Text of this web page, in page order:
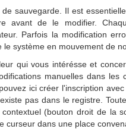
de sauvegarde. Il est
avant de le modifier.
Parfois la modification
le système en mouvement de
qui vous intérésse et
manuelles dans les
ici créer l'inscription
pas dans le registre.
contextuel (bouton droit de la
curseur dans une place